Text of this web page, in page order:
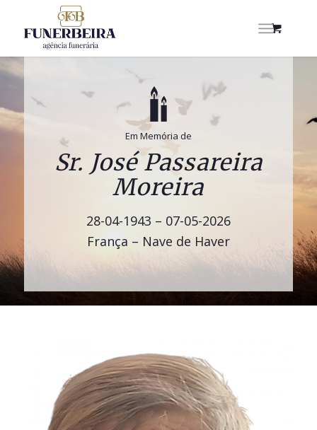
Em Memória de
Sr. José Passareira
Moreira
28-04-1943 – 07-05-2026
França – Nave de Haver